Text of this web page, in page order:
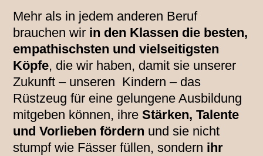
Mehr als in jedem anderen Beruf
brauchen wir in den Klassen die besten,
empathischsten und vielseitigsten
Köpfe, die wir haben, damit sie unserer
Zukunft – unseren Kindern – das
Rüstzeug für eine gelungene Ausbildung
mitgeben können, ihreStärken, Talente
und Vorlieben fördern und sie nicht
stumpf wie Fässer füllen, sondern ihr